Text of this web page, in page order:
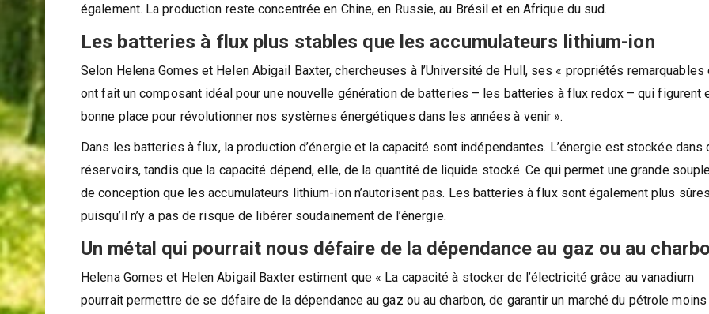
également. La production reste concentrée en Chine, en Russie, au Brésil et en Afrique du sud.
Les batteries à flux plus stables que les accumulateurs lithium-ion
Selon Helena Gomes et Helen Abigail Baxter, chercheuses à l’Université de Hull, ses « propriétés remarquables
ont fait un composant idéal pour une nouvelle génération de batteries – les batteries à flux redox – qui figurent
bonne place pour révolutionner nos systèmes énergétiques dans les années à venir ».
Dans les batteries à flux, la production d’énergie et la capacité sont indépendantes. L’énergie est stockée dans
réservoirs, tandis que la capacité dépend, elle, de la quantité de liquide stocké. Ce qui permet une grande
de conception que les accumulateurs lithium-ion n’autorisent pas. Les batteries à flux sont également plus sûres
puisqu’il n’y a pas de risque de libérer soudainement de l’énergie.
Un métal qui pourrait nous défaire de la dépendance au gaz ou au
Helena Gomes et Helen Abigail Baxter estiment que « La capacité à stocker de l’électricité grâce au vanadium
pourrait permettre de se défaire de la dépendance au gaz ou au charbon, de garantir un marché du pétrole moins